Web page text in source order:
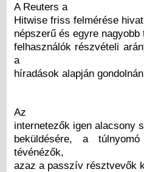
A Reuters a
Hitwise friss felmérése
népszerű és egyre
felhasználók részvételi
a
híradások alapján
Az
internetezők igen alacsony
beküldésére, a
tévénézők,
azaz a passzív résztvevők